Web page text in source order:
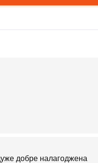
добре налагоджена